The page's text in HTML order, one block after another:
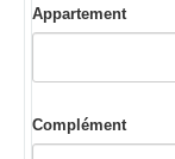
Appartement
Complément